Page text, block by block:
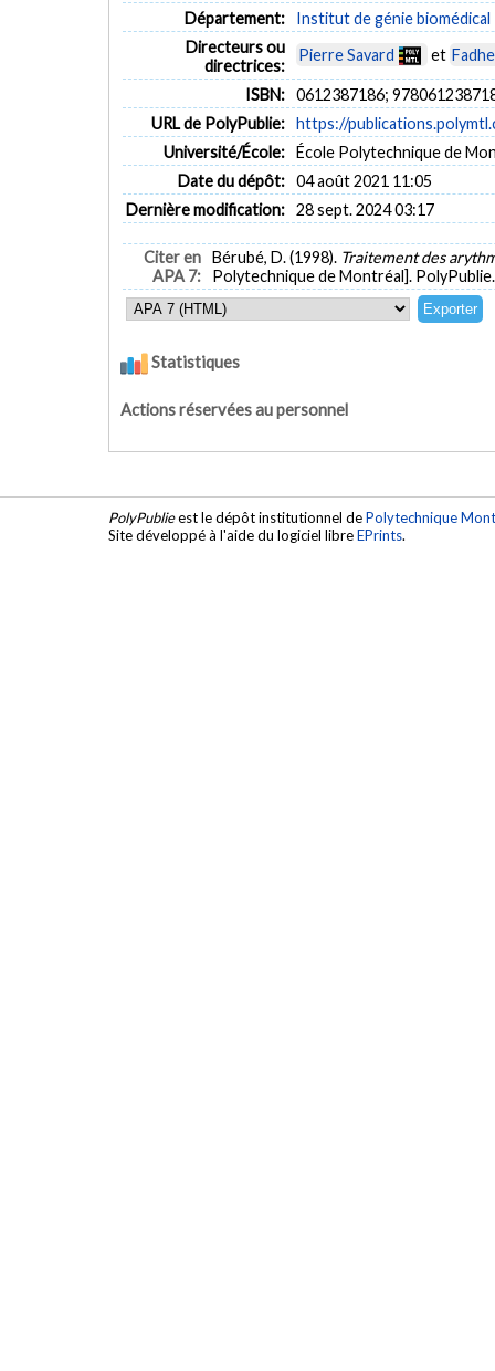
Département:
Institut de génie biomédical
Directeurs ou
directrices:
Pierre Savard et
ISBN: 0612387186;
URL de PolyPublie: https://
Université/École: École Polytechnique de
Date du dépôt: 04 août 2021 11:05
Dernière modification: 28 sept. 2024 03:17
Citer en
APA 7:
Bérubé, D. (1998). Traitement des
Polytechnique de Montréal].
Statistiques
Actions réservées au personnel
PolyPublieest le dépôt institutionnel dePolytechnique
Site développé à l'aide du logiciel libreEPrints.